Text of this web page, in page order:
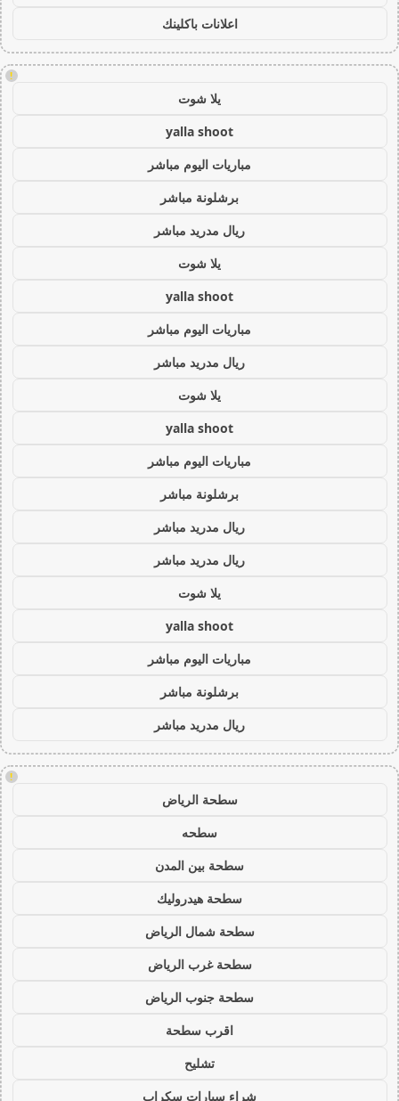
اعلانات باكلينك
!
يلا شوت
yalla shoot
مباريات اليوم مباشر
برشلونة مباشر
ريال مدريد مباشر
يلا شوت
yalla shoot
مباريات اليوم مباشر
ريال مدريد مباشر
يلا شوت
yalla shoot
مباريات اليوم مباشر
برشلونة مباشر
ريال مدريد مباشر
ريال مدريد مباشر
يلا شوت
yalla shoot
مباريات اليوم مباشر
برشلونة مباشر
ريال مدريد مباشر
!
سطحة الرياض
سطحه
سطحة بين المدن
سطحة هيدروليك
سطحة شمال الرياض
سطحة غرب الرياض
سطحة جنوب الرياض
اقرب سطحة
تشليح
شراء سيارات سكراب